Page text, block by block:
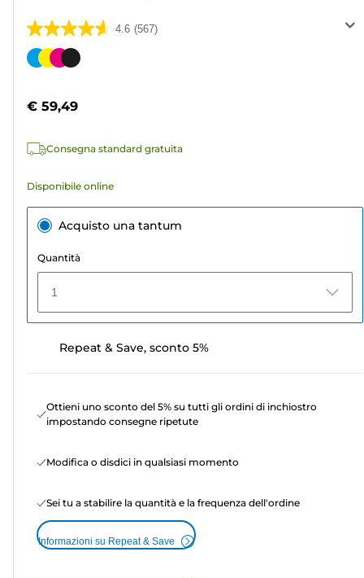
4.6 (567)
4.6
su
567
Cartuccia
€ 59,49
Consegna standard gratuita
Disponibile online
Acquisto una tantum
Quantità
1
Repeat & Save, sconto 5%
Ottieni uno sconto del 5% su tutti gli ordini di inchiostro
impostando consegne ripetute
Modifica o disdici in qualsiasi momento
Sei tu a stabilire la quantità e la frequenza dell'ordine
Informazioni su Repeat & Save